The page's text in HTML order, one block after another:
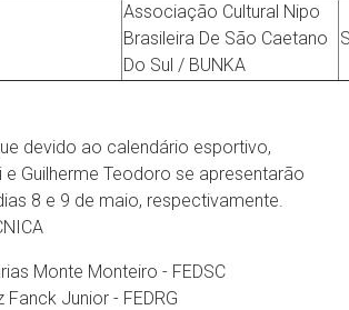
Associação Cultural Nipo
Brasileira De São Caetano
Do Sul / BUNKA
devido ao calendário esportivo,
e Guilherme Teodoro se apresentarão
8 e 9 de maio, respectivamente.
Monte Monteiro - FEDSC
Fanck Junior - FEDRG